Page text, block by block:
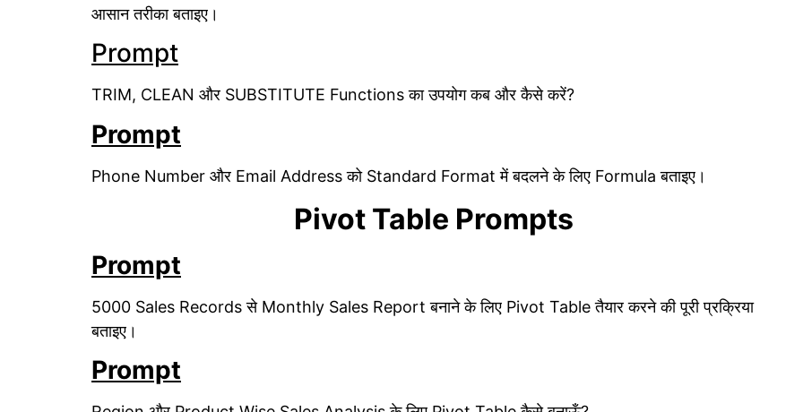
आसान तरीका बताइए।
Prompt
TRIM, CLEAN और SUBSTITUTE Functions का उपयोग कब और कैसे करें?
Prompt
Phone Number और Email Address को Standard Format में बदलने के लिए Formula बताइए।
Pivot Table Prompts
Prompt
5000 Sales Records से Monthly Sales Report बनाने के लिए Pivot Table तैयार करने की पूरी प्रक्रिया
बताइए।
Prompt